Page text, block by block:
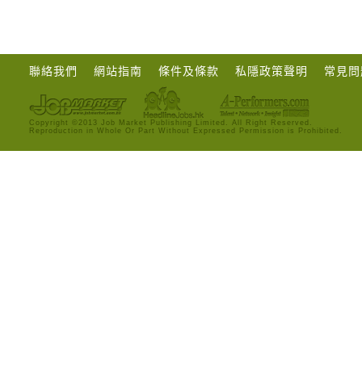
聯絡我們 網站指南 條件及條款 私隱政策聲明 常見
Copyright ©2013 Job Market Publishing Limited. All Right Reserved.
Reproduction in Whole Or Part Without Expressed Permission is Prohibited.